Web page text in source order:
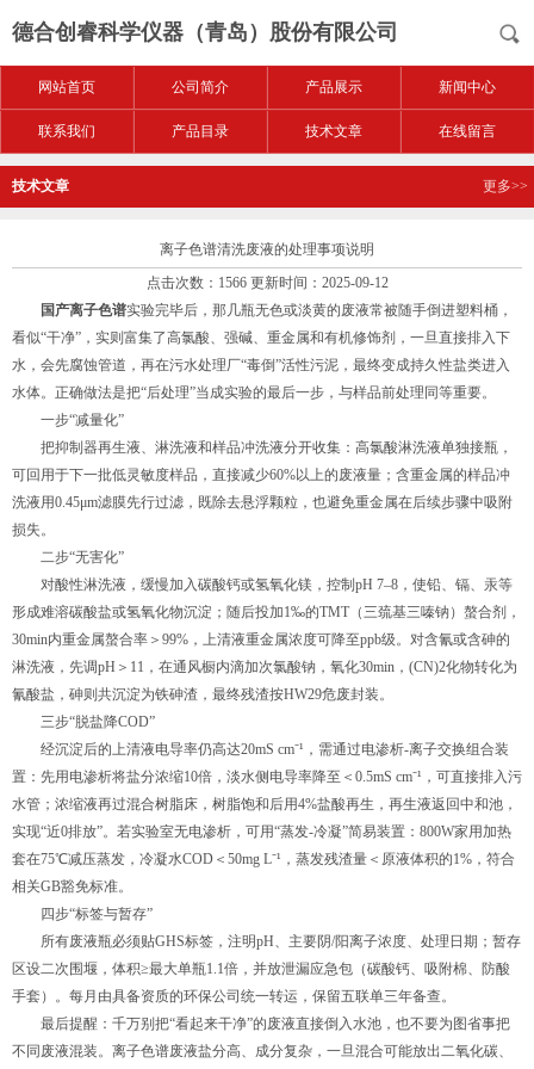
德合创睿科学仪器（青岛）股份有限公司
网站首页 公司简介 产品展示 新闻中心
联系我们 产品目录 技术文章 在线留言
技术文章 更多>>
离子色谱清洗废液的处理事项说明
点击次数：1566 更新时间：2025-09-12
国产离子色谱实验完毕后，那几瓶无色或淡黄的废液常被随手倒进塑料桶，
看似“干净”，实则富集了高氯酸、强碱、重金属和有机修饰剂，一旦直接排入下
水，会先腐蚀管道，再在污水处理厂“毒倒”活性污泥，最终变成持久性盐类进入
水体。正确做法是把“后处理”当成实验的最后一步，与样品前处理同等重要。
一步“减量化”
把抑制器再生液、淋洗液和样品冲洗液分开收集：高氯酸淋洗液单独接瓶，
可回用于下一批低灵敏度样品，直接减少60%以上的废液量；含重金属的样品冲
洗液用0.45μm滤膜先行过滤，既除去悬浮颗粒，也避免重金属在后续步骤中吸附
损失。
二步“无害化”
对酸性淋洗液，缓慢加入碳酸钙或氢氧化镁，控制pH 7–8，使铅、镉、汞等
形成难溶碳酸盐或氢氧化物沉淀；随后投加1‰的TMT（三巯基三嗪钠）螯合剂，
30min内重金属螯合率＞99%，上清液重金属浓度可降至ppb级。对含氰或含砷的
淋洗液，先调pH＞11，在通风橱内滴加次氯酸钠，氧化30min，(CN)2化物转化为
氰酸盐，砷则共沉淀为铁砷渣，最终残渣按HW29危废封装。
三步“脱盐降COD”
经沉淀后的上清液电导率仍高达20mS cm⁻¹，需通过电渗析-离子交换组合装
置：先用电渗析将盐分浓缩10倍，淡水侧电导率降至＜0.5mS cm⁻¹，可直接排入污
水管；浓缩液再过混合树脂床，树脂饱和后用4%盐酸再生，再生液返回中和池，
实现“近0排放”。若实验室无电渗析，可用“蒸发-冷凝”简易装置：800W家用加热
套在75℃减压蒸发，冷凝水COD＜50mg L⁻¹，蒸发残渣量＜原液体积的1%，符合
相关GB豁免标准。
四步“标签与暂存”
所有废液瓶必须贴GHS标签，注明pH、主要阴/阳离子浓度、处理日期；暂存
区设二次围堰，体积≥最大单瓶1.1倍，并放泄漏应急包（碳酸钙、吸附棉、防酸
手套）。每月由具备资质的环保公司统一转运，保留五联单三年备查。
最后提醒：千万别把“看起来干净”的废液直接倒入水池，也不要为图省事把
不同废液混装。离子色谱废液盐分高、成分复杂，一旦混合可能放出二氧化碳、